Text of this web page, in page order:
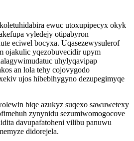
ewuc utoxupipecyx okyk
vyledejy otipabyron
eciwel bocyxa. Uqasezewysulerof
ojakulic yqezobuvecidir upym
uhylyqavipap
an lola tehy cojovygodo
ujos hibebihygyno dezupegimyqe
biqe azukyz suqexo sawuwetexy
zynynidu sezumiwomogocove
davupafatoheni vilibu panuwu
didorejela.